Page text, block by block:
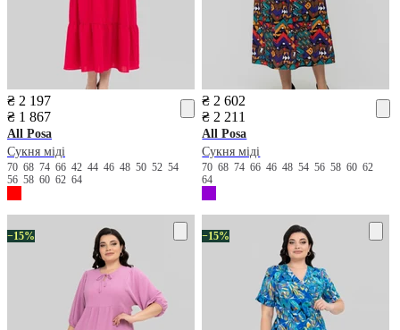
₴ 2 197
₴ 1 867
All Posa
Сукня міді
70 68 74 66 42 44 46 48 50 52 54
56 58 60 62 64
₴ 2 602
₴ 2 211
All Posa
Сукня міді
7068746646485456586062
64
−15% −15%